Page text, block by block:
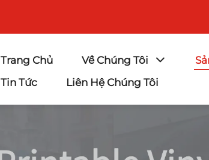
Trang Chủ Về Chúng Tôi
Tin Tức
Liên Hệ Chúng Tôi